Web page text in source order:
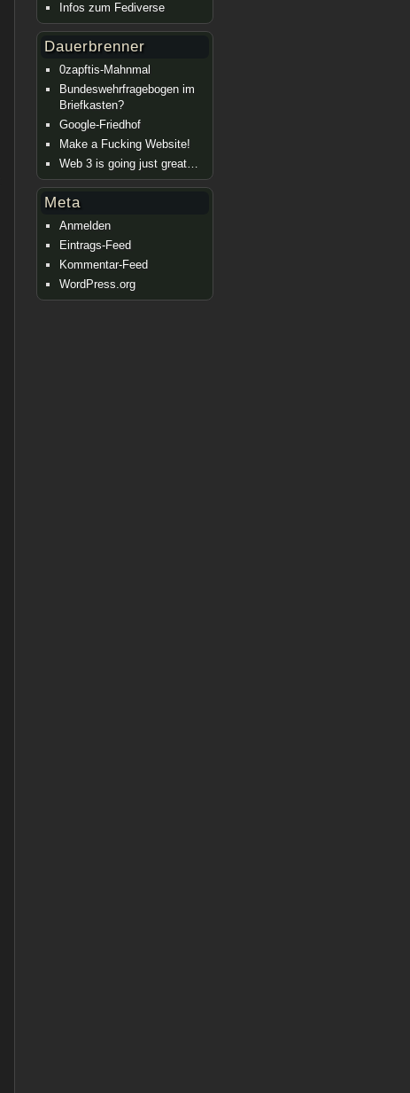
Infos zum Fediverse
Dauerbrenner
0zapftis-Mahnmal
Bundeswehrfragebogen im
Briefkasten?
Google-Friedhof
Make a Fucking Website!
Web 3 is going just great…
Meta
Anmelden
Eintrags-Feed
Kommentar-Feed
WordPress.org